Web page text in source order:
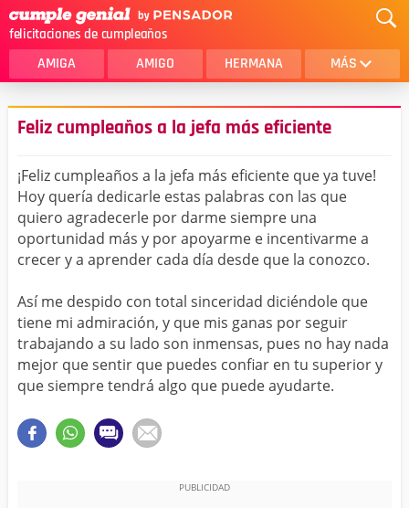
felicitaciones de cumpleaños
AMIGA AMIGO HERMANA MÁS
MAMA
AMOR
SOBRINA
HIJA
HERMANO
HIJO
NOVIA
ESPOSO
PAPA
HOMBRE
TIA
CUÑADA
ALGUIEN ESPECIAL
PRIMO
Feliz cumpleaños a la jefa más eficiente
¡Feliz cumpleaños a la jefa más eficiente que ya tuve!
Hoy quería dedicarle estas palabras con las que
quiero agradecerle por darme siempre una
oportunidad más y por apoyarme e incentivarme a
crecer y a aprender cada día desde que la conozco.
Así me despido con total sinceridad diciéndole que
tiene mi admiración, y que mis ganas por seguir
trabajando a su lado son inmensas, pues no hay nada
mejor que sentir que puedes confiar en tu superior y
que siempre tendrá algo que puede ayudarte.